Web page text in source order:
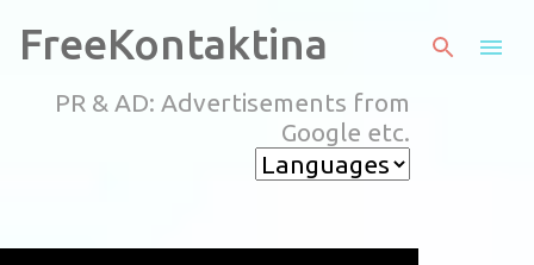
スキップしてメイン コンテンツに移動
FreeKontaktina
PR & AD: Advertisements from
Google etc.